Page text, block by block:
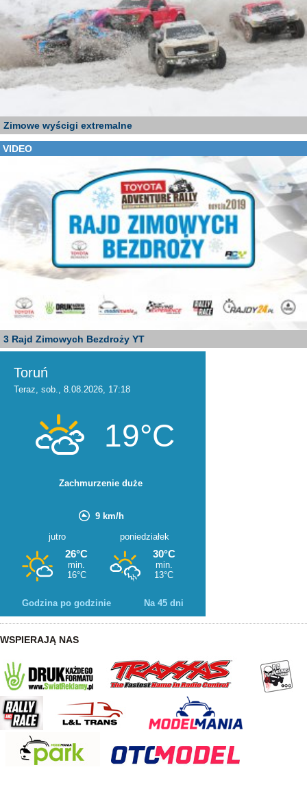
Zimowe wyścigi extremalne
VIDEO
3 Rajd Zimowych Bezdroży YT
Godzina po godzinie Na 45 dni
WSPIERAJĄ NAS